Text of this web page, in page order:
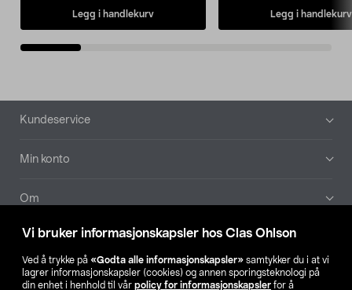
Vi bruker informasjonskapsler hos Clas Ohlson
Ved å trykke på «Godta alle informasjonskapsler» samtykker du i at vi
lagrer informasjonskapsler (cookies) og annen sporingsteknologi på
din enhet i henhold til vår policy for informasjonskapsler for å
Legg i handlekurv Legg i handlekurv
Bunntekst
Kundeservice
Min konto
Om
Aktuelt
Våre selskaper